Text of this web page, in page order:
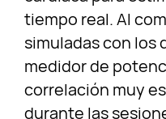
tiempo real. Al
simuladas con los
medidor de
correlación muy
durante las